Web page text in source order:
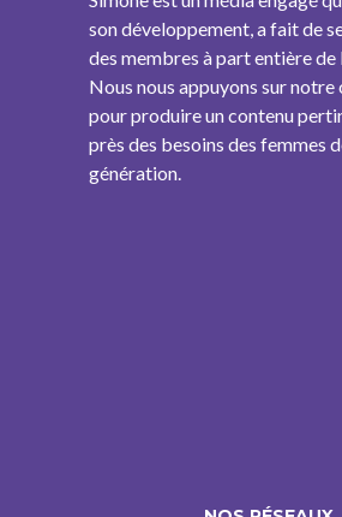
son développement, a fait de
des membres à part entière
Nous nous appuyons sur notre
pour produire un contenu
près des besoins des femmes
génération.